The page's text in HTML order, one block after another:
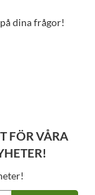
dina frågor!
FÖR VÅRA